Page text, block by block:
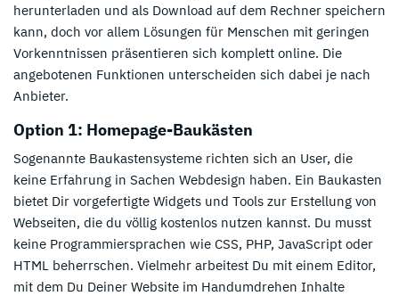
herunterladen und als Download auf dem Rechner speichern
kann, doch vor allem Lösungen für Menschen mit geringen
Vorkenntnissen präsentieren sich komplett online. Die
angebotenen Funktionen unterscheiden sich dabei je nach
Anbieter.
Option 1: Homepage-Baukästen
Sogenannte Baukastensysteme richten sich an User, die
keine Erfahrung in Sachen Webdesign haben. Ein Baukasten
bietet Dir vorgefertigte Widgets und Tools zur Erstellung von
Webseiten, die du völlig kostenlos nutzen kannst. Du musst
keine Programmiersprachen wie CSS, PHP, JavaScript oder
HTML beherrschen. Vielmehr arbeitest Du mit einem Editor,
mit dem Du Deiner Website im Handumdrehen Inhalte